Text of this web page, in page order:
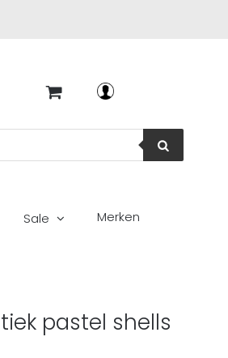
Sale Merken
pastel shells